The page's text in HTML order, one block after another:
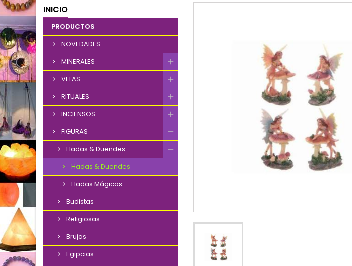
INICIO
PRODUCTOS
NOVEDADES
MINERALES
VELAS
RITUALES
INCIENSOS
FIGURAS
Hadas & Duendes
Hadas & Duendes
Hadas Mágicas
Budistas
Religiosas
Brujas
Egipcias